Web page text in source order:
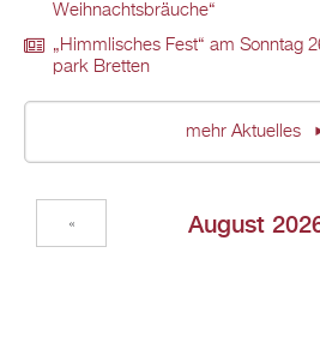
Weih­nachts­bräu­che“
„Himm­li­sches Fest“ am Sonn­tag
park Brett­en
mehr Ak­tu­el­les
Au­gust
«